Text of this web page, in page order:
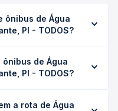
ônibus de Água
PI - TODOS?
0h 54min, podendo
serviço (convencional,
disponíveis e vê a
de Água
PI - TODOS?
custa em média R$
a rota de Água